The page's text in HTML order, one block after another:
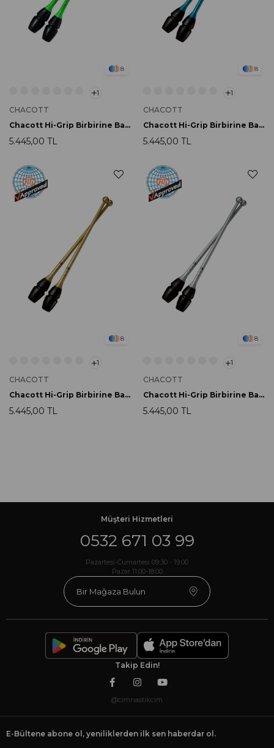
8
1
CHACOTT
Chacott Hi-Grip Birbirine Bağlanabilir Labut 45.5cm 133 Yellow Green
5.445,00 TL
8
1
CHACOTT
Chacott Hi-Grip Birbirine Bağlanabilir Labut 45.5cm 123 Turquoise Blue
5.445,00 TL
8
1
CHACOTT
Chacott Hi-Grip Birbirine Bağlanabilir Labut 41cm 199 Gold
5.445,00 TL
8
1
CHACOTT
Chacott Hi-Grip Birbirine Bağlanabilir Labut 41cm 198 Silver
5.445,00 TL
Müşteri Hizmetleri
0532 671 03 99
Pazartesi-Cumartesi 09:30 - 19:00
Pazar 11:00-18:00
Bir Mağaza Bulun
Takip Edin!
@cimnastikcim
E-Bültene abone ol, yeniliklerden ilk sen haberdar ol.